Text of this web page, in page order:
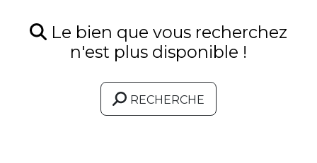
Le bien que vous recherchez
n'est plus disponible !
RECHERCHE